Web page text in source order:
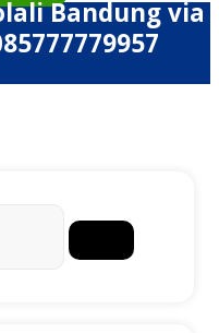
Bandung via